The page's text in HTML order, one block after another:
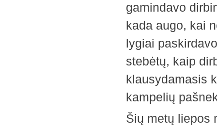
gamindavo
kada augo, kai
lygiai
stebėtų, kaip
klausydamasis
kampelių
Šių metų liepos